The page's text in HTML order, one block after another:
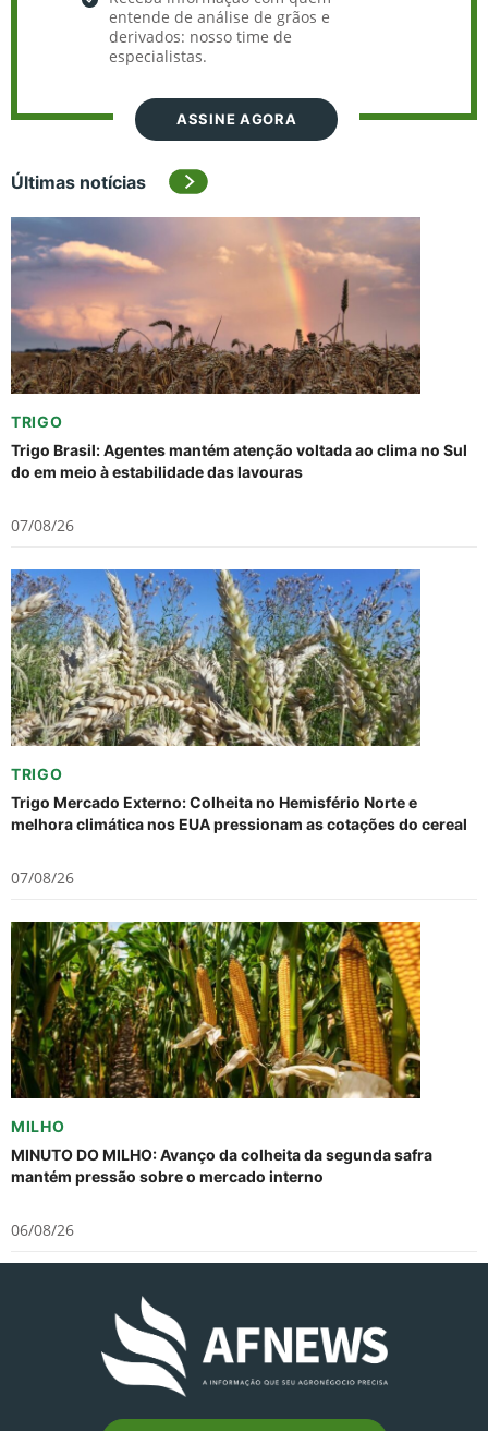
entende de análise de grãos e
derivados: nosso time de
especialistas.
ASSINE AGORA
Últimas notícias
TRIGO
Trigo Brasil: Agentes mantém atenção voltada ao clima no Sul
do em meio à estabilidade das lavouras
07/08/26
TRIGO
Trigo Mercado Externo: Colheita no Hemisfério Norte e
melhora climática nos EUA pressionam as cotações do cereal
07/08/26
MILHO
MINUTO DO MILHO: Avanço da colheita da segunda safra
mantém pressão sobre o mercado interno
06/08/26